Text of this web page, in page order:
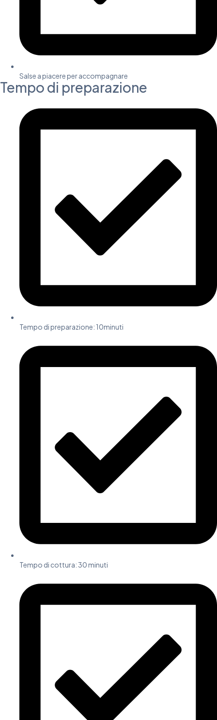
Salse a piacere per accompagnare
Tempo di preparazione
Tempo di preparazione: 10minuti​
Tempo di cottura: 30 minuti​